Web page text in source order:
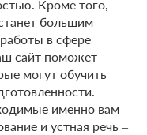
Кроме того,
большим
в сфере
сайт поможет
могут обучить
именно вам –
и устная речь –